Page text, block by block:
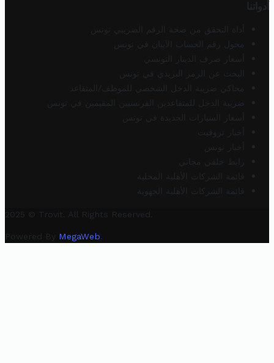
أدواتنا
أداة التحقق من صحة الرقم الضريبي تونس
محول رقم الحساب الآيبان في تونس
أسعار صرف الدينار التونسي
البحث عن الرمز البريدي في تونس
محاكي ضريبة الدخل الشخصي للموظف/المتقاعد
ضريبة الدخل للمتقاعدين الفرنسيين المقيمين في تونس
أسعار السيارات الجديدة في تونس
أخبار تروفيت
أخبار تونس
رابط خلفي مجاني
قائمة الشركات الأهلية المحلية
قائمة الشركات الأهلية الجهوية
2025 © Trovit. All Rights Reserved.
Powered By MegaWeb